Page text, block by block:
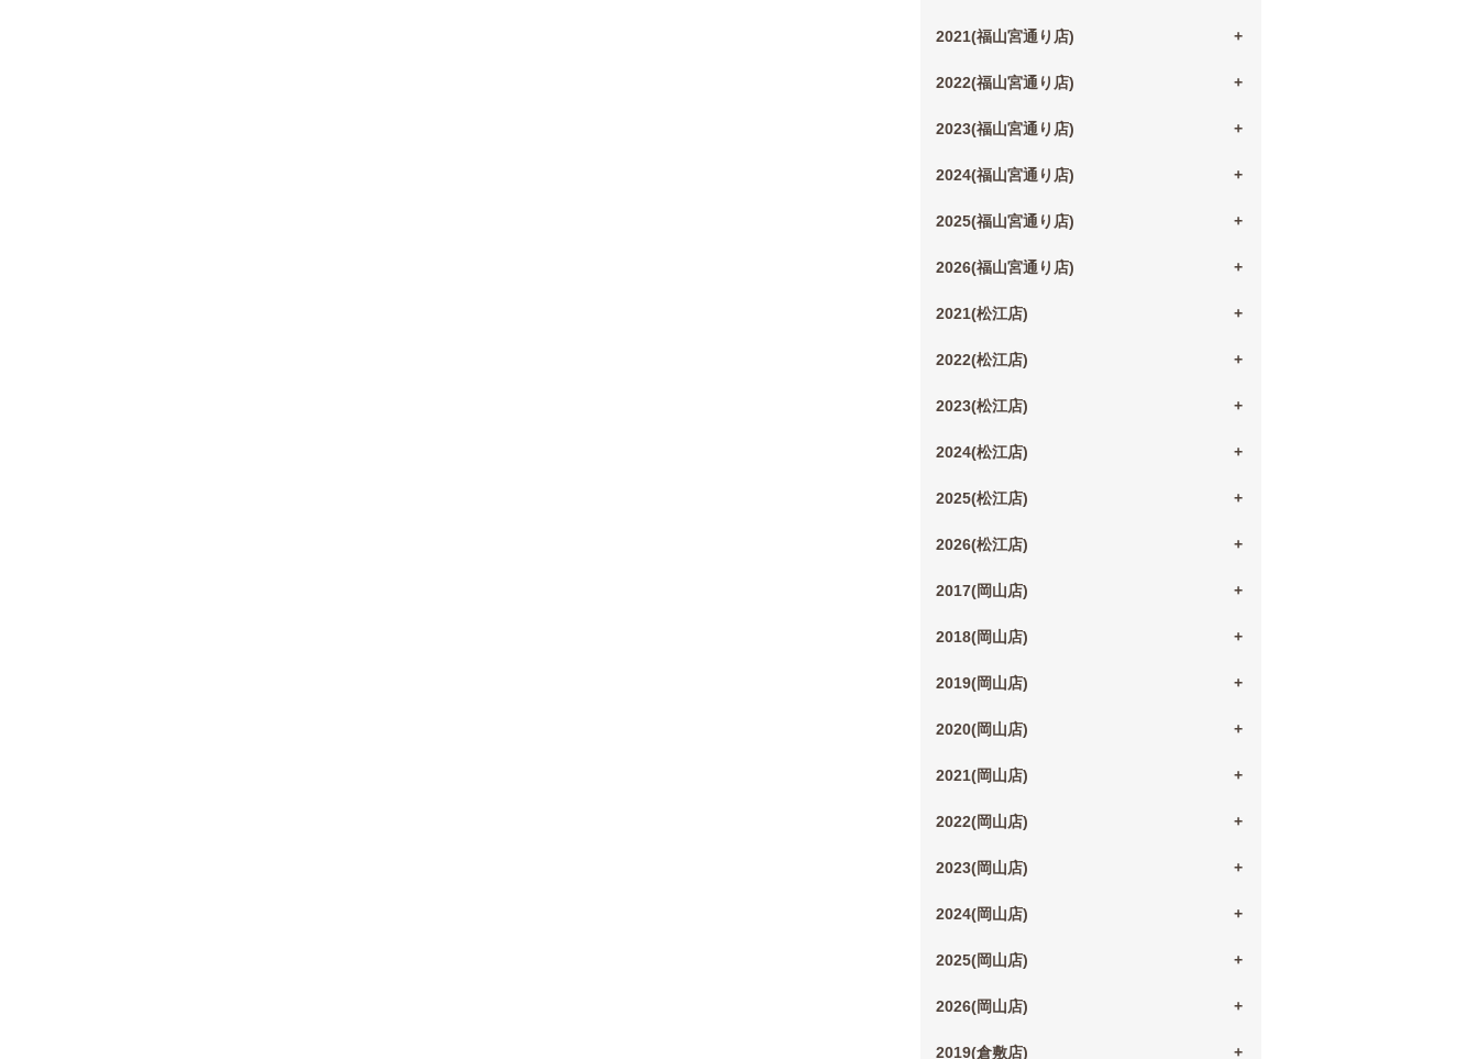
2021(福山宮通り店)
2022(福山宮通り店)
2023(福山宮通り店)
2024(福山宮通り店)
2025(福山宮通り店)
2026(福山宮通り店)
2021(松江店)
2022(松江店)
2023(松江店)
2024(松江店)
2025(松江店)
2026(松江店)
2017(岡山店)
2018(岡山店)
2019(岡山店)
2020(岡山店)
2021(岡山店)
2022(岡山店)
2023(岡山店)
2024(岡山店)
2025(岡山店)
2026(岡山店)
2019(倉敷店)